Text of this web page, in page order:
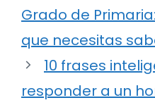
Grado de
que necesitas
10 frases
responder a un